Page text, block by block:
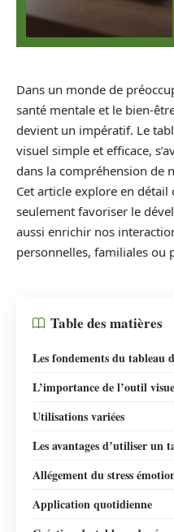
Dans un monde de
santé mentale et le bien-
devient un impératif. Le
visuel simple et efficace,
dans la compréhension de
Cet article explore en
seulement favoriser le
aussi enrichir nos
personnelles, familiales ou
Table des matières
Les fondements du tableau
L’importance de l’outil
Utilisations variées
Les avantages d’utiliser un
Allégement du stress
Application quotidienne